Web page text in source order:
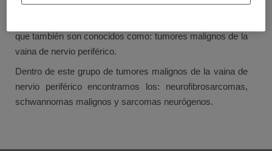
periféricos). Algunos sarcomas pueden desarrollarse en
que también son conocidos como: tumores malignos de la
vaina de nervio periférico.
Dentro de este grupo de tumores malignos de la vaina de
nervio periférico encontramos los: neurofibrosarcomas,
schwannomas malignos y sarcomas neurógenos.